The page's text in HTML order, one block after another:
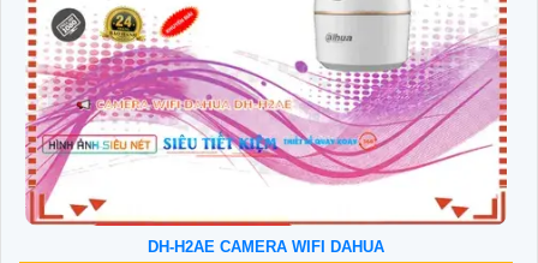
DH-H2AE CAMERA WIFI DAHUA